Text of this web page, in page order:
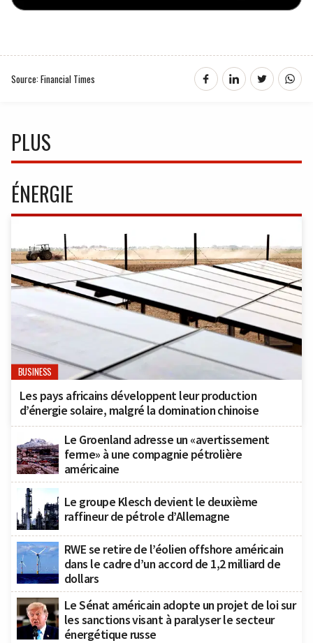
Source: Financial Times
PLUS
ÉNERGIE
BUSINESS
Les pays africains développent leur production
d’énergie solaire, malgré la domination chinoise
Le Groenland adresse un «avertissement
ferme» à une compagnie pétrolière
américaine
Le groupe Klesch devient le deuxième
raffineur de pétrole d’Allemagne
RWE se retire de l’éolien offshore américain
dans le cadre d’un accord de 1,2 milliard de
dollars
Le Sénat américain adopte un projet de loi sur
les sanctions visant à paralyser le secteur
énergétique russe